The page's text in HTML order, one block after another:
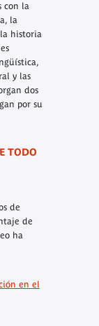
con la
la
historia
y las
dos
por su
TODO
de
de
ha
en el